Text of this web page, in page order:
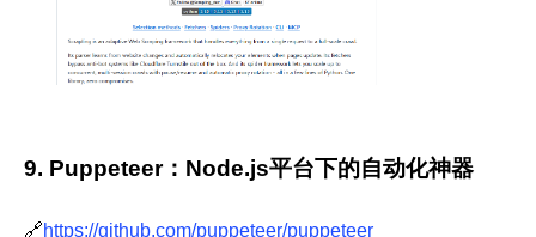
9. Puppeteer：Node.js平台下的自动化神器
🔗https://github.com/puppeteer/puppeteer